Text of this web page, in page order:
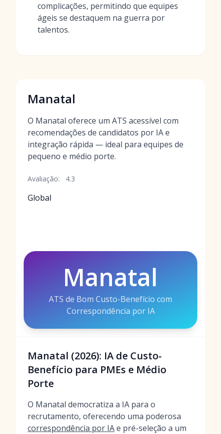
complicações, permitindo que equipes
ágeis se destaquem na guerra por
talentos.
Manatal
O Manatal oferece um ATS acessível com
recomendações de candidatos por IA e
integração rápida — ideal para equipes de
pequeno e médio porte.
Avaliação: 4.3
Global
Manatal
ATS de Bom Custo-Benefício com
Correspondência por IA
Manatal (2026): IA de Custo-
Benefício para PMEs e Médio
Porte
O Manatal democratiza a IA para o
recrutamento, oferecendo uma poderosa
correspondência por IAe pré-seleção a um